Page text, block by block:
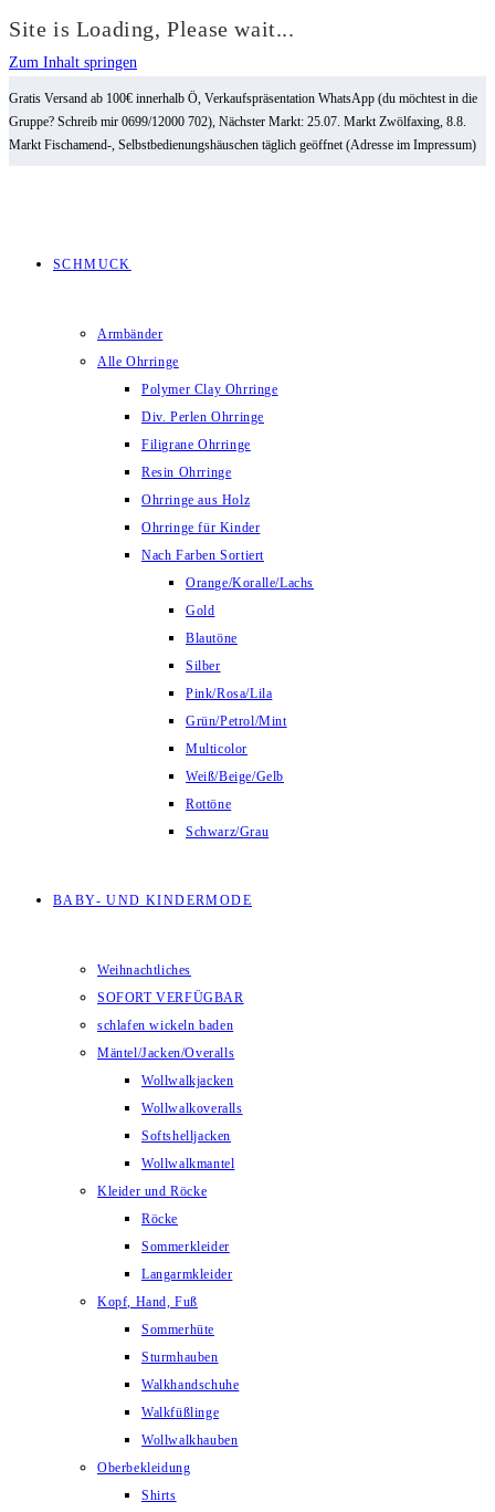
Site is Loading, Please wait...
Zum Inhalt springen
Gratis Versand ab 100€ innerhalb Ö, Verkaufspräsentation WhatsApp (du möchtest in die
Gruppe? Schreib mir 0699/12000 702), Nächster Markt: 25.07. Markt Zwölfaxing, 8.8.
Markt Fischamend-, Selbstbedienungshäuschen täglich geöffnet (Adresse im Impressum)
SCHMUCK
Armbänder
Alle Ohrringe
Polymer Clay Ohrringe
Div. Perlen Ohrringe
Filigrane Ohrringe
Resin Ohrringe
Ohrringe aus Holz
Ohrringe für Kinder
Nach Farben Sortiert
Orange/Koralle/Lachs
Gold
Blautöne
Silber
Pink/Rosa/Lila
Grün/Petrol/Mint
Multicolor
Weiß/Beige/Gelb
Rottöne
Schwarz/Grau
BABY- UND KINDERMODE
Weihnachtliches
SOFORT VERFÜGBAR
schlafen wickeln baden
Mäntel/Jacken/Overalls
Wollwalkjacken
Wollwalkoveralls
Softshelljacken
Wollwalkmantel
Kleider und Röcke
Röcke
Sommerkleider
Langarmkleider
Kopf, Hand, Fuß
Sommerhüte
Sturmhauben
Walkhandschuhe
Walkfüßlinge
Wollwalkhauben
Oberbekleidung
Shirts